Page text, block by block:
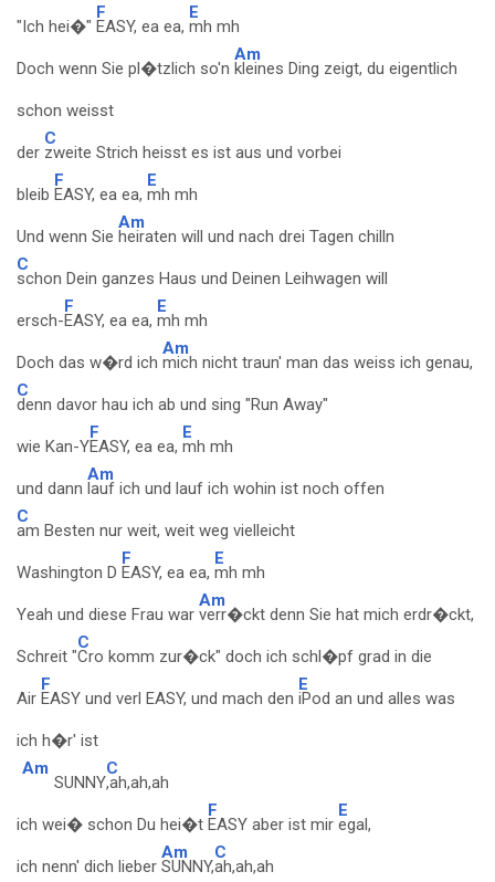
"Ich hei�"
F
EASY, ea ea,
E
mh mh
Doch wenn Sie pl�tzlich so'n
Am
kleines Ding zeigt, du eigentlich
schon weisst
der
C
zweite Strich heisst es ist aus und vorbei
bleib
F
EASY, ea ea,
E
mh mh
Und wenn Sie
Am
heiraten will und nach drei Tagen chilln
C
schon Dein ganzes Haus und Deinen Leihwagen will
ersch-
F
EASY, ea ea,
E
mh mh
Doch das w�rd ich
Am
mich nicht traun' man das weiss ich genau,
C
denn davor hau ich ab und sing "Run Away"
wie Kan-Y
F
EASY, ea ea,
E
mh mh
und dann
Am
lauf ich und lauf ich wohin ist noch offen
C
am Besten nur weit, weit weg vielleicht
Washington D
F
EASY, ea ea,
E
mh mh
Yeah und diese Frau war
Am
verr�ckt denn Sie hat mich erdr�ckt,
Schreit "
C
Cro komm zur�ck" doch ich schl�pf grad in die
Air
F
EASY und verl EASY, und mach den
E
iPod an und alles was
ich h�r' ist
Am
SUNNY
C
,ah,ah,ah
ich wei� schon Du hei�t
F
EASY aber ist mir
E
egal,
ich nenn' dich lieber
Am
SUNNY,
C
ah,ah,ah